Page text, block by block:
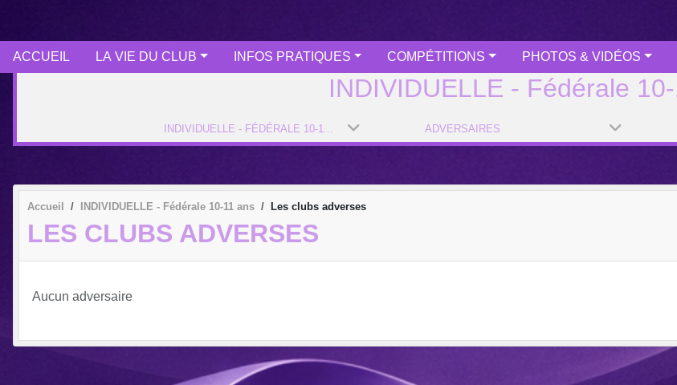
ACCUEIL LA VIE DU CLUB INFOS PRATIQUES COMPÉTITIONS PHOTOS & VIDÉOS
INDIVIDUELLE - Fédérale
ADVERSAIRES
Accueil INDIVIDUELLE - Fédérale 10-11 ans Les clubs adverses
LES CLUBS ADVERSES
Aucun adversaire